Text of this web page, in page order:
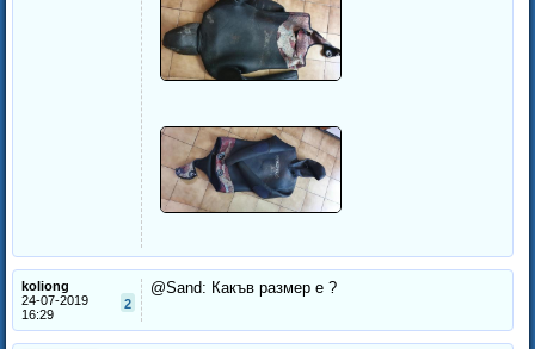
koliong
2
24-07-2019
16:29
@Sand: Какъв размер е ?